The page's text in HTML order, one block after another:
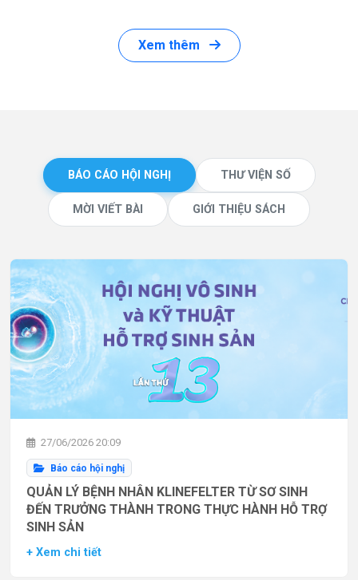
Xem thêm
BÁO CÁO HỘI NGHỊ THƯ VIỆN SỐ
MỜI VIẾT BÀI GIỚI THIỆU SÁCH
27/06/2026 20:09
Báo cáo hội nghị
QUẢN LÝ BỆNH NHÂN KLINEFELTER TỪ SƠ SINH
ĐẾN TRƯỞNG THÀNH TRONG THỰC HÀNH HỖ TRỢ
SINH SẢN
+ Xem chi tiết